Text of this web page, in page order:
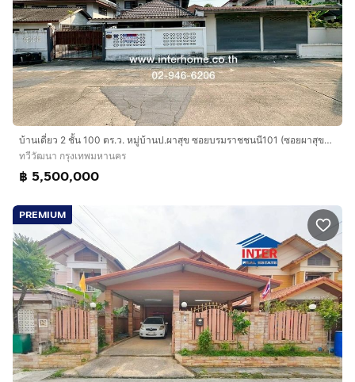
บ้านเดี่ยว 2 ชั้น 100 ตร.ว. หมู่บ้านป.ผาสุข ซอยบรมราชชนนี101 (ซอยผาสุข3 ) ถนนบรมราชชนนี ถนนซอยบรมราชชนนี101 เขตทวีวัฒนา กรุงเทพมหานคร
ทวีวัฒนา กรุงเทพมหานคร
฿ 5,500,000
PREMIUM